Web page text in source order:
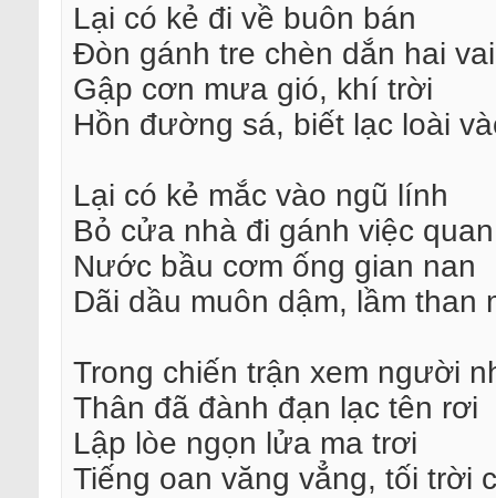
Lại có kẻ đi về buôn bán
Đòn gánh tre chèn dắn hai vai
Gập cơn mưa gió, khí trời
Hồn đường sá, biết lạc loài
Lại có kẻ mắc vào ngũ lính
Bỏ cửa nhà đi gánh việc quan
Nước bầu cơm ống gian nan
Dãi dầu muôn dậm, lầm than
Trong chiến trận xem người
Thân đã đành đạn lạc tên rơi
Lập lòe ngọn lửa ma trơi
Tiếng oan văng vẳng, tối trời